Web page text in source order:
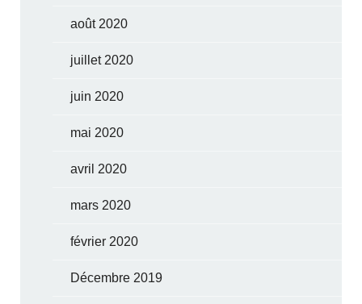
août 2020
juillet 2020
juin 2020
mai 2020
avril 2020
mars 2020
février 2020
Décembre 2019